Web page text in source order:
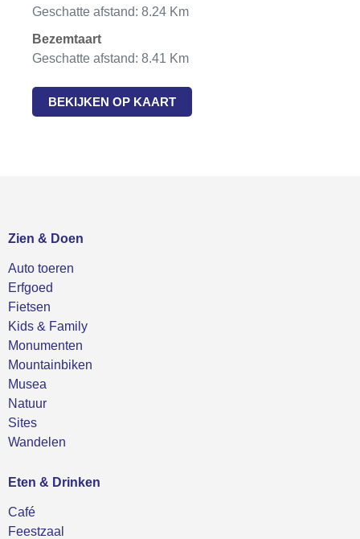
Geschatte afstand: 8.24 Km
Bezemtaart
Geschatte afstand: 8.41 Km
BEKIJKEN OP KAART
Zien & Doen
Auto toeren
Erfgoed
Fietsen
Kids & Family
Monumenten
Mountainbiken
Musea
Natuur
Sites
Wandelen
Eten & Drinken
Café
Feestzaal